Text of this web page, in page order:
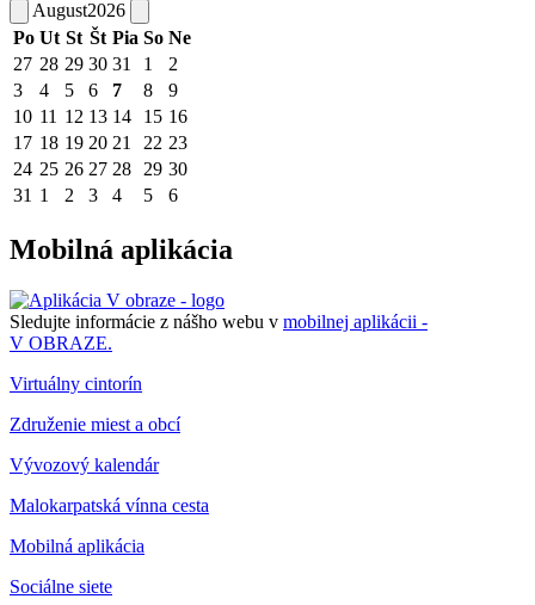
August2026
Po Ut St Št Pia So Ne
27 28 29 30 31 1
2
3
4 5 6 7 8
9
10 11 12 13 14 15 16
17 18 19 20 21 22 23
24 25 26 27 28 29 30
31 1 2 3 4 5 6
Mobilná aplikácia
Sledujte informácie z nášho webu v mobilnej aplikácii -
V OBRAZE.
Virtuálny cintorín
Združenie miest a obcí
Vývozový kalendár
Malokarpatská vínna cesta
Mobilná aplikácia
Sociálne siete